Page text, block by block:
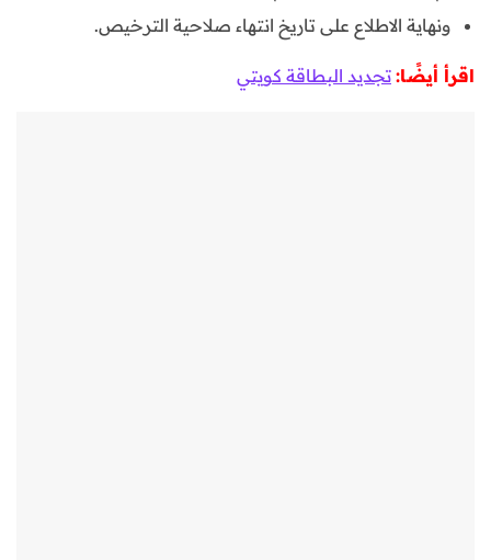
ونهاية الاطلاع على تاريخ انتهاء صلاحية الترخيص.
اقرأ أيضًا: تجديد البطاقة كويتي